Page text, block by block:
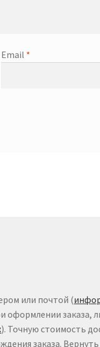
Email *
или почтой (
оформлении заказа,
). Точную стоимость
заказа. Вернуть